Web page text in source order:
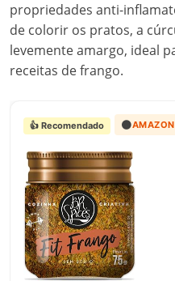
propriedades anti-
de colorir os pratos, a
levemente amargo, ideal
receitas de frango.
👍 Recomendado 🟠AMAZON